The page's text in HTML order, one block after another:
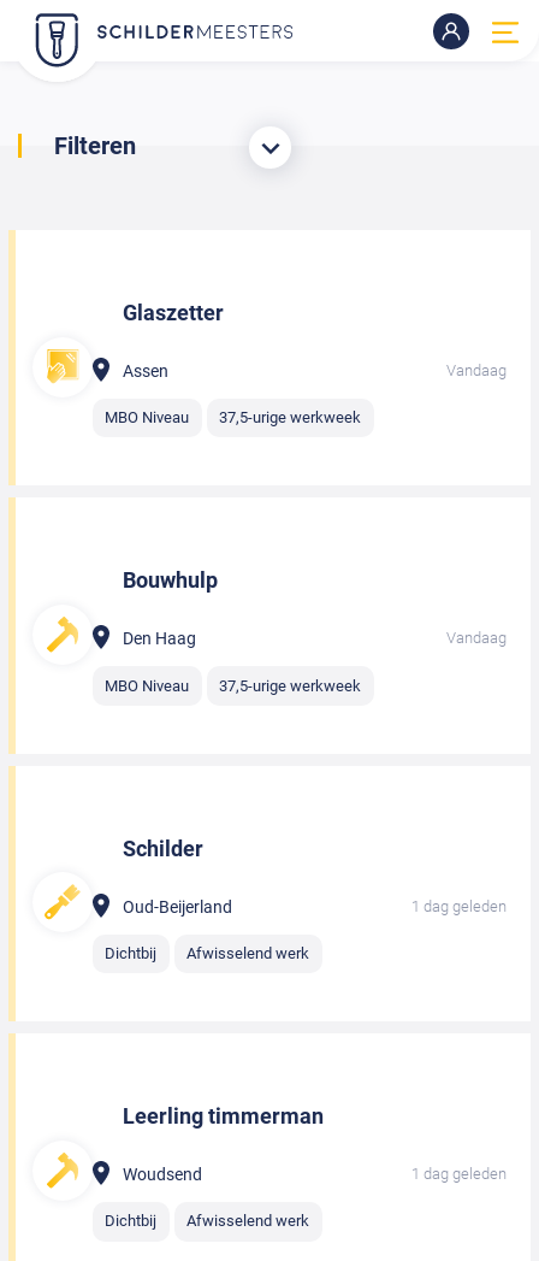
Filteren
Glaszetter
Assen Vandaag
MBO Niveau 37,5-urige werkweek
Bouwhulp
Den Haag Vandaag
MBO Niveau 37,5-urige werkweek
Schilder
Oud-Beijerland 1 dag geleden
Dichtbij Afwisselend werk
Leerling timmerman
Woudsend 1 dag geleden
Dichtbij Afwisselend werk